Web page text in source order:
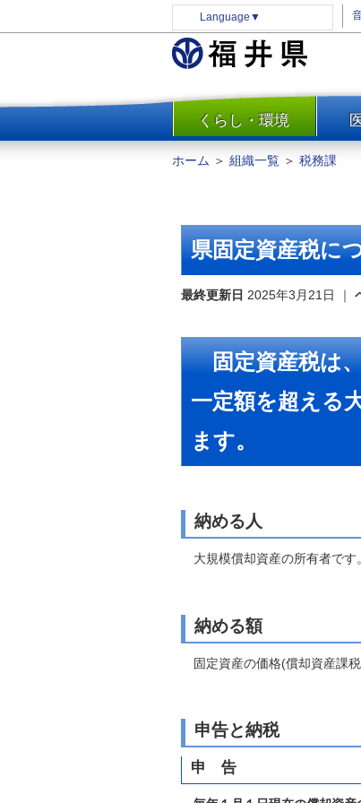
Language ▼
一
くらし・環境
防災
水道・エネルギー
住まい・土地
環境問題・廃棄物対策・リサ
イクル
まちづくり
交通・道路
河川・砂防・港湾
ホーム ＞ 組織一覧 ＞ 税務課
県固定資産税に
最終更新日 2025年3月21日 ｜
固定資産税は、
一定額を超える
ます。
納める人
大規模償却資産の所有者です。
納める額
固定資産の価格(償却資産課
申告と納税
申 告